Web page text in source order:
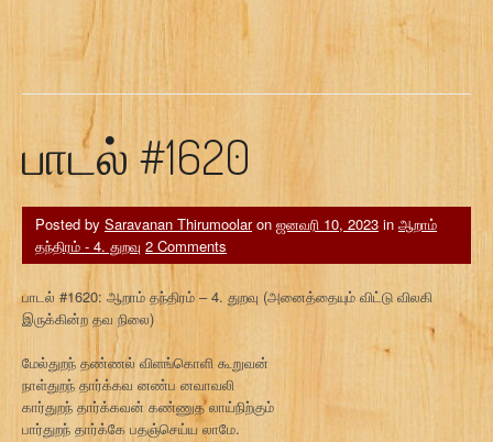
பாடல் #1620
Posted by Saravanan Thirumoolaron ஜனவரி 10, 2023 in ஆறாம்
தந்திரம் - 4. துறவு 2 Comments
பாடல் #1620: ஆறாம் தந்திரம் – 4. துறவு (அனைத்தையும் விட்டு விலகி
இருக்கின்ற தவ நிலை)
மேல்துறந் தண்ணல் விளங்கொளி கூறுவன்
நாள்துறந் தார்க்கவ னண்ப னவாவலி
கார்துறந் தார்க்கவன் கண்ணுத லாய்நிற்கும்
பார்துறந் தார்க்கே பதஞ்செய்ய லாமே.